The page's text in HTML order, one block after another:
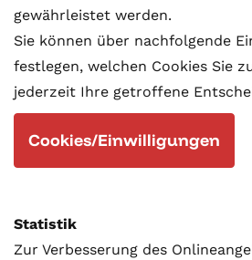
gewährleistet werden.
Sie können über nachfolgende
festlegen, welchen Cookies Sie
jederzeit Ihre getroffene
Cookies/Einwilligungen
Statistik
Zur Verbesserung des